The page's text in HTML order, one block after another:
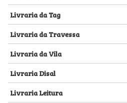
Livraria da Tag
Livraria da Travessa
Livraria da Vila
Livraria Disal
Livraria Leitura